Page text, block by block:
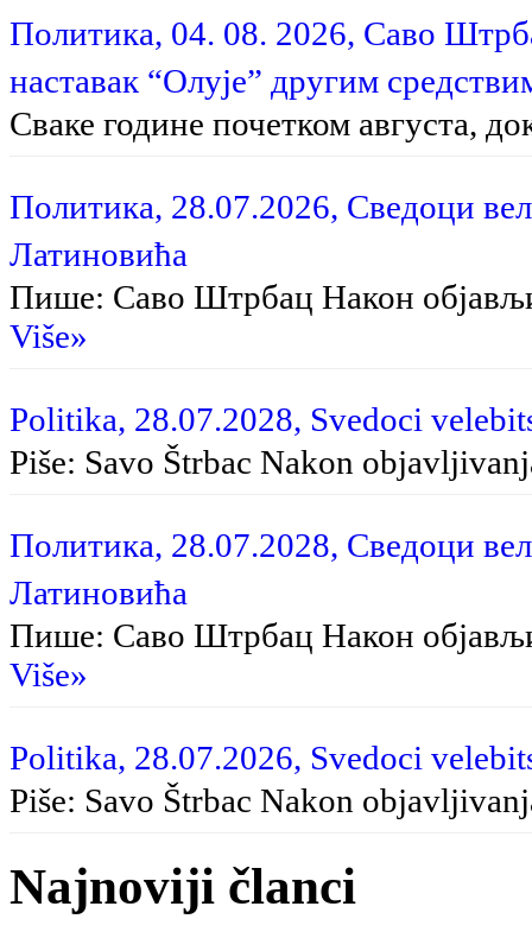
Политика, 04. 08. 2026, Саво
наставак “Олује” другим
Сваке године почетком августа,
Политика, 28.07.2026, Сведоци
Латиновића
Пише: Саво Штрбац На­кон
Više»
Politika, 28.07.2028, Svedoci
Piše: Savo Štrbac Na­kon
Политика, 28.07.2028, Сведоци
Латиновића
Пише: Саво Штрбац Након
Više»
Politika, 28.07.2026, Svedoci
Piše: Savo Štrbac Nakon
Najnoviji članci